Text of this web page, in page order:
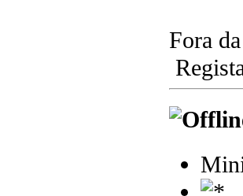
Fora